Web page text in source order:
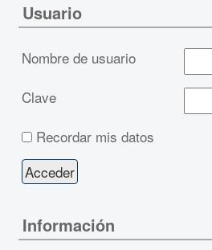
Usuario
Nombre de usuario
Clave
Recordar mis datos
Información